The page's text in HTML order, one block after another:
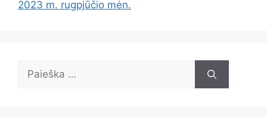
2023 m. rugpjūčio mėn.
Ieškoti: